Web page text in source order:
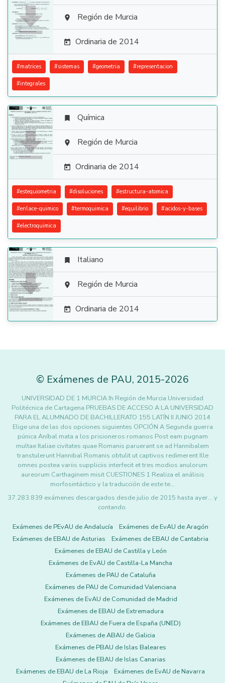
  Región de Murcia
 Ordinaria de 2014
#matrices #sistemas #geometria #representacion
#integrales

 Química
 Región de Murcia
 Ordinaria de 2014
#estequiometria #disoluciones #estructura-atomica
#enlace-quimico #termoquimica #equilibrio #acidos-y-bases
#electroquimica

 Italiano
 Región de Murcia
 Ordinaria de 2014
© Exámenes de PAU, 2015-2026
UNIVERSIDAD DE 1 MURCIA Ih Región de Murcia Universidad
Politécnica de Cartagena PRUEBAS DE ACCESO A LA UNIVERSIDAD
PARA EL ALUMNADO DE BACHILLERATO 155 LATÍN II JUNIO 2014
Elige una de las dos opciones siguientes OPCIÓN A Segunda guerra
púnica Aníbal mata a los prisioneros romanos Post eam pugnam
multae Italiae civitates quae Romanis paruerant se ad Hannibalem
transtulerunt Hannibal Romanis obtulit ut captivos redimerent Ille
omnes postea variis suppliciis interfecit et tres modios anulorum
aureorum Carthaginem misit CUESTIONES 1 Realiza el análisis
morfosintáctico y la traducción de este te…
37.283.839 exámenes descargados desde julio de 2015 hasta ayer... y
contando.
Exámenes de PEvAU de Andalucía
Exámenes de EvAU de Aragón
Exámenes de EBAU de Asturias
Exámenes de EBAU de Cantabria
Exámenes de EBAU de Castilla y León
Exámenes de EvAU de Castilla-La Mancha
Exámenes de PAU de Cataluña
Exámenes de PAU de Comunidad Valenciana
Exámenes de EvAU de Comunidad de Madrid
Exámenes de EBAU de Extremadura
Exámenes de EBAU de Fuera de España (UNED)
Exámenes de ABAU de Galicia
Exámenes de PBAU de Islas Baleares
Exámenes de EBAU de Islas Canarias
Exámenes de EBAU de La Rioja
Exámenes de EvAU de Navarra